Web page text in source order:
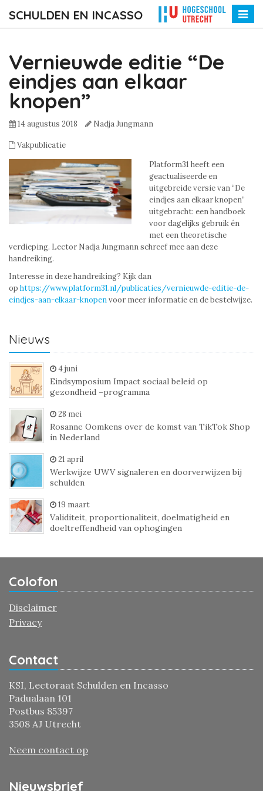
SCHULDEN EN INCASSO
Toggle
Vernieuwde editie “De
eindjes aan elkaar
knopen”
14 augustus 2018 Nadja Jungmann
Vakpublicatie
Platform31 heeft een
geactualiseerde en
uitgebreide versie van “De
eindjes aan elkaar knopen”
uitgebracht: een handboek
voor dagelijks gebruik én
met een theoretische
verdieping. Lector Nadja Jungmann schreef mee aan deze
handreiking.
Interesse in deze handreiking? Kijk dan
op https://www.platform31.nl/publicaties/vernieuwde-editie-de-
eindjes-aan-elkaar-knopenvoor meer informatie en de bestelwijze.
Nieuws
4 juni
Eindsymposium Impact sociaal beleid op
gezondheid –programma
28 mei
Rosanne Oomkens over de komst van TikTok Shop
in Nederland
21 april
Werkwijze UWV signaleren en doorverwijzen bij
schulden
19 maart
Validiteit, proportionaliteit, doelmatigheid en
doeltreffendheid van ophogingen
Colofon
Disclaimer
Privacy
Contact
KSI, Lectoraat Schulden en Incasso
Padualaan 101
Postbus 85397
3508 AJ Utrecht
Neem contact op
Nieuwsbrief